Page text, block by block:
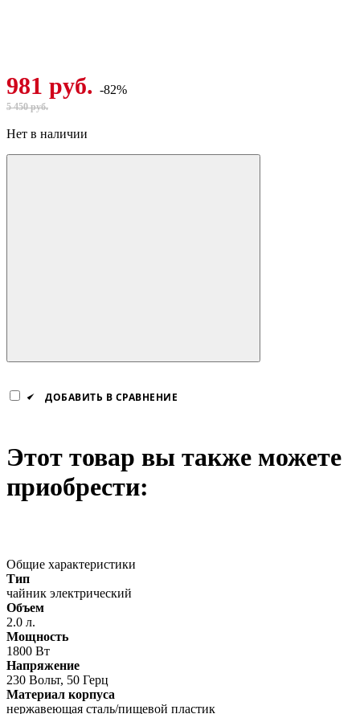
981 руб. -82%
5 450 руб.
Нет в наличии
ДОБАВИТЬ В СРАВНЕНИЕ
Этот товар вы также можете
приобрести:
Общие характеристики
Тип
чайник электрический
Объем
2.0 л.
Мощность
1800 Вт
Напряжение
230 Вольт, 50 Герц
Материал корпуса
нержавеющая сталь/пищевой пластик